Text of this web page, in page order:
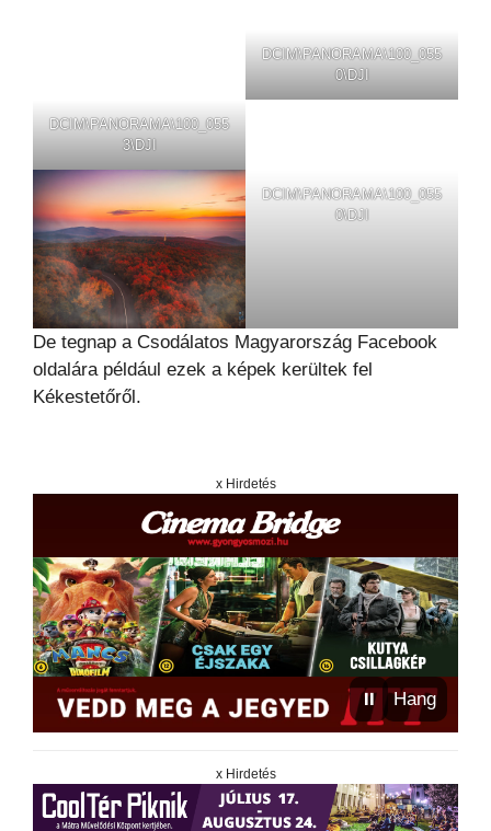
DCIM\PANORAMA\100_055
0\DJI
DCIM\PANORAMA\100_055
3\DJI
DCIM\PANORAMA\100_055
0\DJI
De tegnap a Csodálatos Magyarország Facebook
oldalára például ezek a képek kerültek fel
Kékestetőről.
x Hirdetés
⏸ Hang
x Hirdetés